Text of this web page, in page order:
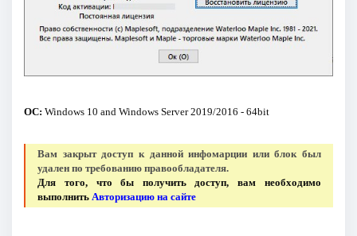
ОС: Windows 10 and Windows Server 2019/2016 - 64bit
Вам закрыт доступ к данной инфомарции или блок был
удален по требованию правообладателя.
Для того, что бы получить доступ, вам необходимо
выполнить Авторизацию на сайте